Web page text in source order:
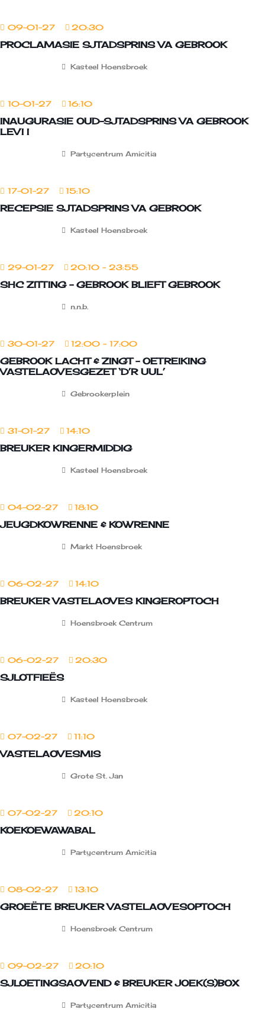
09-01-27 20:30
PROCLAMASIE SJTADSPRINS VA GEBROOK
Kasteel Hoensbroek
10-01-27 16:10
INAUGURASIE OUD-SJTADSPRINS VA GEBROOK
LEVI I
Partycentrum Amicitia
17-01-27 15:10
RECEPSIE SJTADSPRINS VA GEBROOK
Kasteel Hoensbroek
29-01-27 20:10 - 23:55
SHC ZITTING – GEBROOK BLIEFT GEBROOK
n.n.b.
30-01-27 12:00 - 17:00
GEBROOK LACHT & ZINGT – OETREIKING
VASTELAOVESGEZET ‘D’R UUL’
Gebrookerplein
31-01-27 14:10
BREUKER KINGERMIDDIG
Kasteel Hoensbroek
04-02-27 18:10
JEUGDKOWRENNE & KOWRENNE
Markt Hoensbroek
06-02-27 14:10
BREUKER VASTELAOVES KINGEROPTOCH
Hoensbroek Centrum
06-02-27 20:30
SJLOTFIEËS
Kasteel Hoensbroek
07-02-27 11:10
VASTELAOVESMIS
Grote St. Jan
07-02-27 20:10
KOEKOEWAWABAL
Partycentrum Amicitia
08-02-27 13:10
GROEËTE BREUKER VASTELAOVESOPTOCH
Hoensbroek Centrum
09-02-27 20:10
SJLOETINGSAOVEND & BREUKER JOEK(S)BOX
Partycentrum Amicitia